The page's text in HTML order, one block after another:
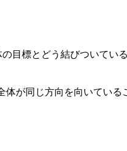
目標とどう結びついてい
が同じ方向を向いている